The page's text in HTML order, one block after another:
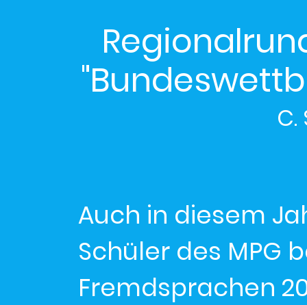
C.
Auch in diesem
Schüler des MPG
Fremdsprachen